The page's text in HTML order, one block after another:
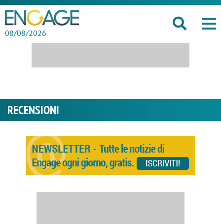
08/08/2026
RECENSIONI